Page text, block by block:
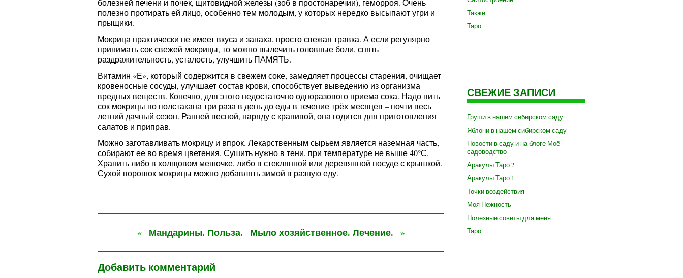
болезней печени и почек, щитовидной железы (зоб в простонаречии), геморроя. Очень
полезно протирать ей лицо, особенно тем молодым, у которых нередко высыпают угри и
прыщики.
Мокрица практически не имеет вкуса и запаха, просто свежая травка. А если регулярно
принимать сок свежей мокрицы, то можно вылечить головные боли, снять
раздражительность, усталость, улучшить ПАМЯТЬ.
Витамин «Е», который содержится в свежем соке, замедляет процессы старения, очищает
кровеносные сосуды, улучшает состав крови, способствует выведению из организма
вредных веществ. Конечно, для этого недостаточно одноразового приема сока. Надо пить
сок мокрицы по полстакана три раза в день до еды в течение трёх месяцев – почти весь
летний дачный сезон. Ранней весной, наряду с крапивой, она годится для приготовления
салатов и приправ.
Можно заготавливать мокрицу и впрок. Лекарственным сырьем является наземная часть,
собирают ее во время цветения. Сушить нужно в тени, при температуре не выше 40°С.
Хранить либо в холщовом мешочке, либо в стеклянной или деревянной посуде с крышкой.
Сухой порошок мокрицы можно добавлять зимой в разную еду.
« Мандарины. Польза. Мыло хозяйственное. Лечение. »
Добавить комментарий
Также
Таро
СВЕЖИЕ ЗАПИСИ
Груши в нашем сибирском саду
Яблони в нашем сибирском саду
Новости в саду и на блоге Моё
садоводство
Аракулы Таро 2
Аракулы Таро 1
Точки воздействия
Моя Нежность
Полезные советы для меня
Таро